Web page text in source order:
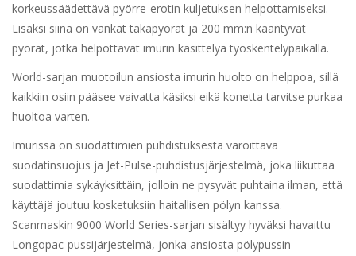
korkeussäädettävä pyörre-erotin kuljetuksen helpottamiseksi.
Lisäksi siinä on vankat takapyörät ja 200 mm:n kääntyvät
pyörät, jotka helpottavat imurin käsittelyä työskentelypaikalla.
World-sarjan muotoilun ansiosta imurin huolto on helppoa, sillä
kaikkiin osiin pääsee vaivatta käsiksi eikä konetta tarvitse purkaa
huoltoa varten.
Imurissa on suodattimien puhdistuksesta varoittava
suodatinsuojus ja Jet-Pulse-puhdistusjärjestelmä, joka liikuttaa
suodattimia sykäyksittäin, jolloin ne pysyvät puhtaina ilman, että
käyttäjä joutuu kosketuksiin haitallisen pölyn kanssa.
Scanmaskin 9000 World Series-sarjan sisältyy hyväksi havaittu
Longopac-pussijärjestelmä, jonka ansiosta pölypussin